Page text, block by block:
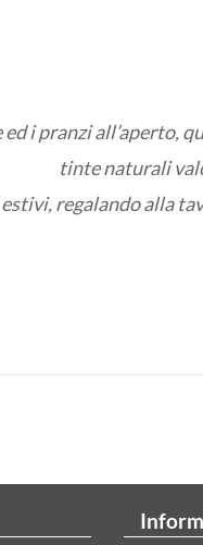
i pranzi all’aperto,
tinte naturali
regalando alla